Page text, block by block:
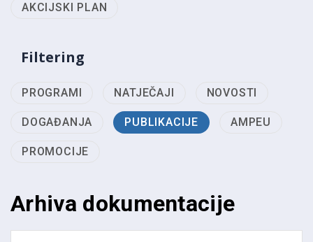
AKCIJSKI PLAN
Filtering
PROGRAMI NATJEČAJI NOVOSTI
DOGAĐANJA PUBLIKACIJE AMPEU
PROMOCIJE
Arhiva dokumentacije